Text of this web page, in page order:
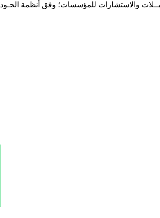
والاستشارات للمؤسسات؛ وفق أنظمة